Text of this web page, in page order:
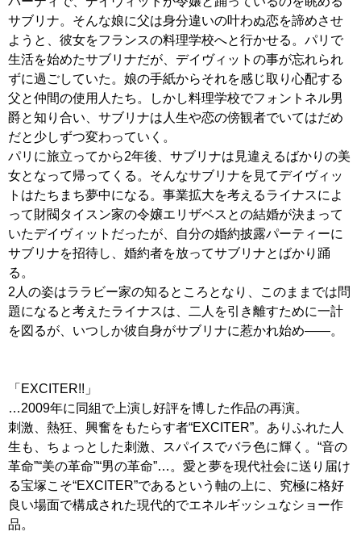
サブリナ。そんな娘に父は身分違いの叶わぬ恋を諦めさせ
ようと、彼女をフランスの料理学校へと行かせる。パリで
生活を始めたサブリナだが、デイヴィットの事が忘れられ
ずに過ごしていた。娘の手紙からそれを感じ取り心配する
父と仲間の使用人たち。しかし料理学校でフォントネル男
爵と知り合い、サブリナは人生や恋の傍観者でいてはだめ
だと少しずつ変わっていく。
パリに旅立ってから2年後、サブリナは見違えるばかりの美
女となって帰ってくる。そんなサブリナを見てデイヴィッ
トはたちまち夢中になる。事業拡大を考えるライナスによ
って財閥タイスン家の令嬢エリザベスとの結婚が決まって
いたデイヴィットだったが、自分の婚約披露パーティーに
サブリナを招待し、婚約者を放ってサブリナとばかり踊
る。
2人の姿はララビー家の知るところとなり、このままでは問
題になると考えたライナスは、二人を引き離すために一計
を図るが、いつしか彼自身がサブリナに惹かれ始め――。
「EXCITER!!」
…2009年に同組で上演し好評を博した作品の再演。
刺激、熱狂、興奮をもたらす者“EXCITER”。ありふれた人
生も、ちょっとした刺激、スパイスでバラ色に輝く。“音の
革命”“美の革命”“男の革命”…。愛と夢を現代社会に送り届け
る宝塚こそ“EXCITER”であるという軸の上に、究極に格好
良い場面で構成された現代的でエネルギッシュなショー作
品。